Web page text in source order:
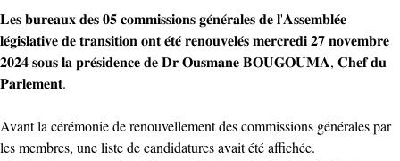
𝐋𝐞𝐬 𝐛𝐮𝐫𝐞𝐚𝐮𝐱 𝐝𝐞𝐬 𝟎𝟓 𝐜𝐨𝐦𝐦𝐢𝐬𝐬𝐢𝐨𝐧𝐬 𝐠𝐞́𝐧𝐞́𝐫𝐚𝐥𝐞𝐬 𝐝𝐞 𝐥'𝐀𝐬𝐬𝐞𝐦𝐛𝐥𝐞́𝐞
𝐥𝐞́𝐠𝐢𝐬𝐥𝐚𝐭𝐢𝐯𝐞 𝐝𝐞 𝐭𝐫𝐚𝐧𝐬𝐢𝐭𝐢𝐨𝐧 𝐨𝐧𝐭 𝐞́𝐭𝐞́ 𝐫𝐞𝐧𝐨𝐮𝐯𝐞𝐥𝐞́𝐬 𝐦𝐞𝐫𝐜𝐫𝐞𝐝𝐢 𝟐𝟕 𝐧𝐨𝐯𝐞𝐦𝐛𝐫𝐞
𝟐𝟎𝟐𝟒 𝐬𝐨𝐮𝐬 𝐥𝐚 𝐩𝐫𝐞́𝐬𝐢𝐝𝐞𝐧𝐜𝐞 𝐝𝐞 𝐃𝐫 𝐎𝐮𝐬𝐦𝐚𝐧𝐞 𝐁𝐎𝐔𝐆𝐎𝐔𝐌𝐀, 𝐂𝐡𝐞𝐟 𝐝𝐮
𝐏𝐚𝐫𝐥𝐞𝐦𝐞𝐧𝐭.
Avant la cérémonie de renouvellement des commissions générales par
les membres, une liste de candidatures avait été affichée.